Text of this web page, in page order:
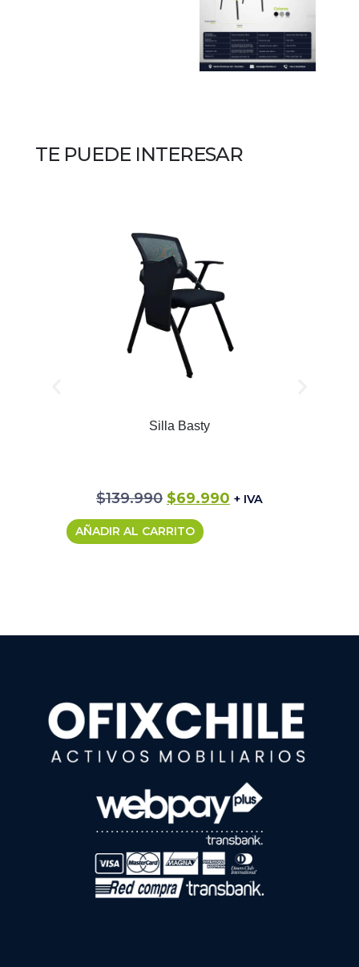
TE PUEDE INTERESAR
Silla Basty
$139.990 $69.990 + IVA
AÑADIR AL CARRITO